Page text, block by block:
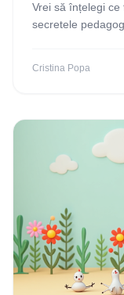
Vrei să înțelegi
secretele
Cristina Popa